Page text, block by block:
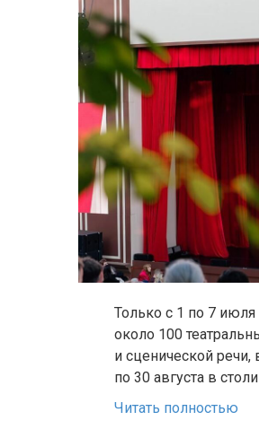
Только с 1 по 7
около 100
и сценической речи,
по 30 августа в
Читать полностью